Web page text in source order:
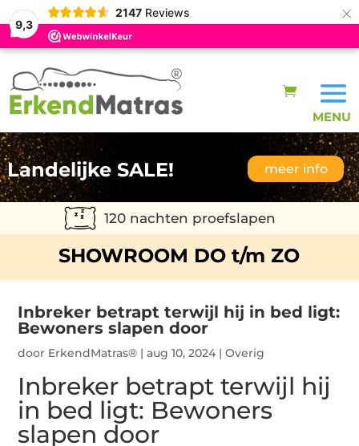
9,3
2147 Reviews ×
Landelijke SALE! meer info
120 nachten proefslapen
SHOWROOM DO t/m ZO
Inbreker betrapt terwijl hij in bed ligt:
Bewoners slapen door
door ErkendMatras® |aug 10, 2024 |Overig
Inbreker betrapt terwijl hij
in bed ligt: Bewoners
slapen door